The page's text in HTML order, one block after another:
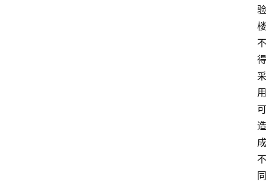
验
楼
不
得
采
用
可
造
成
不
同